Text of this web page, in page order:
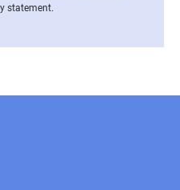
statement.